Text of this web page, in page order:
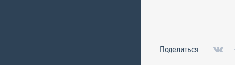
Поделиться